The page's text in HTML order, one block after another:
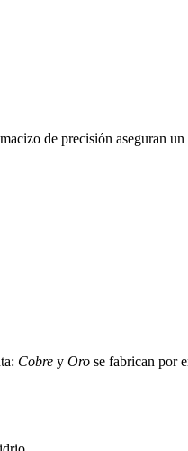
de precisión aseguran
Cobre y Oro se fabrican por